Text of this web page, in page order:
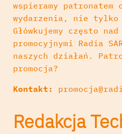
wspieramy patronatem
wydarzenia, nie tylko
Główkujemy często
promocyjnymi Radia
naszych działań.
promocja?
Kontakt:
Redakcja